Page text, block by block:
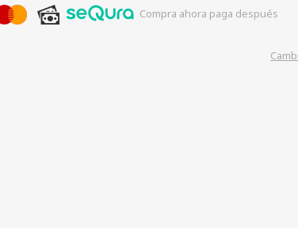
Compra ahora paga después